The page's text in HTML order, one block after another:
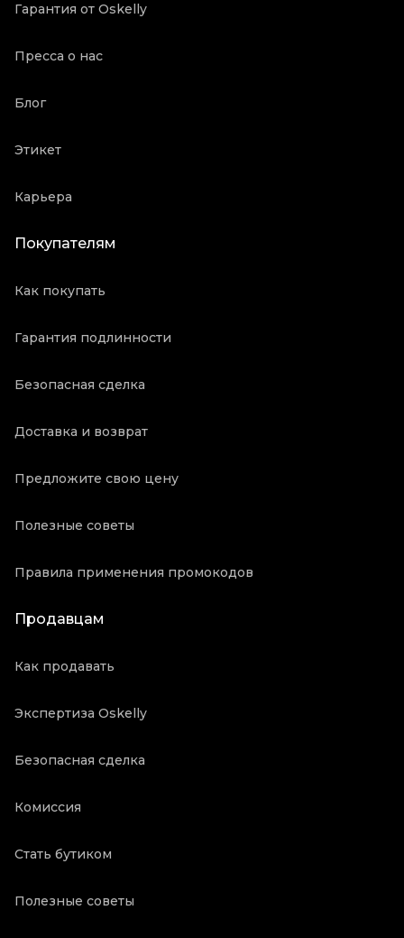
Гарантия от Oskelly
Пресса о нас
Блог
Этикет
Карьера
Покупателям
Как покупать
Гарантия подлинности
Безопасная сделка
Доставка и возврат
Предложите свою цену
Полезные советы
Правила применения промокодов
Продавцам
Как продавать
Экспертиза Oskelly
Безопасная сделка
Комиссия
Стать бутиком
Полезные советы